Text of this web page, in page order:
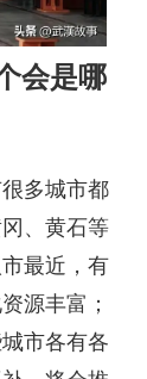
会是哪
多城市都
、黄石等
最近，有
源丰富；
市各有各